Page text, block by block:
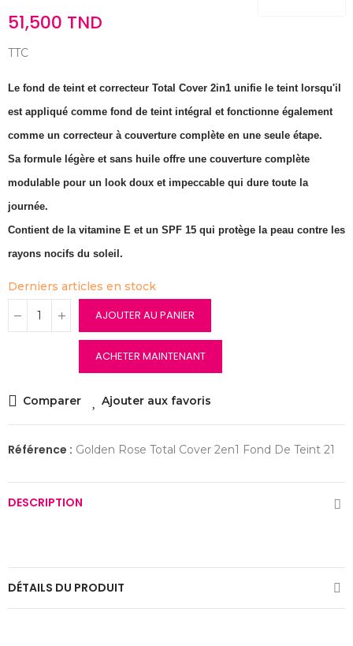
51,500 TND
TTC
Le fond de teint et correcteur Total Cover 2in1 unifie le teint lorsqu'il
est appliqué comme fond de teint intégral et fonctionne également
comme un correcteur à couverture complète en une seule étape.
Sa formule légère et sans huile offre une couverture complète
modulable pour un look doux et impeccable qui dure toute la
journée.
Contient de la vitamine E et un SPF 15 qui protège la peau contre les
rayons nocifs du soleil.
Derniers articles en stock
AJOUTER AU PANIER
ACHETER MAINTENANT
Comparer Ajouter aux favoris
Référence : Golden Rose Total Cover 2en1 Fond De Teint 21
DESCRIPTION
DÉTAILS DU PRODUIT